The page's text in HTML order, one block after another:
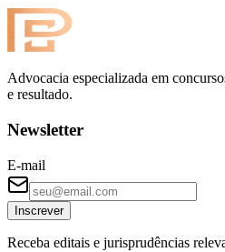
Advocacia especializada em
e resultado.
Newsletter
E-mail
Inscrever
Receba editais e jurisprudências